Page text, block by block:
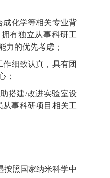
成化学等相关专业背
有独立从事科研工
力的优先考虑；
细致认真，具有团
；
搭建/改进实验室设
从事科研项目相关工
照国家纳米科学中